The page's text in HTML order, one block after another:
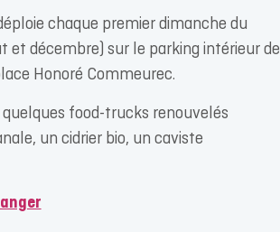
chaque premier dimanche du
et décembre) sur le parking intérieur de
Honoré Commeurec.
food-trucks renouvelés
un cidrier bio, un caviste